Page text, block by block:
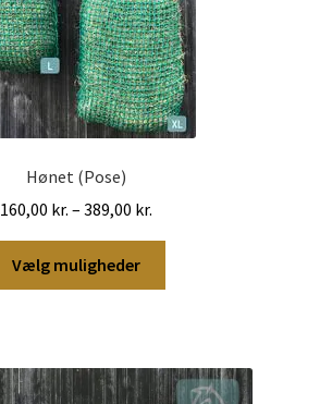
Hønet (Pose)
160,00 kr. – 389,00 kr.
160,00 kr.
389,00 kr.
Vælg muligheder
Mulighederne